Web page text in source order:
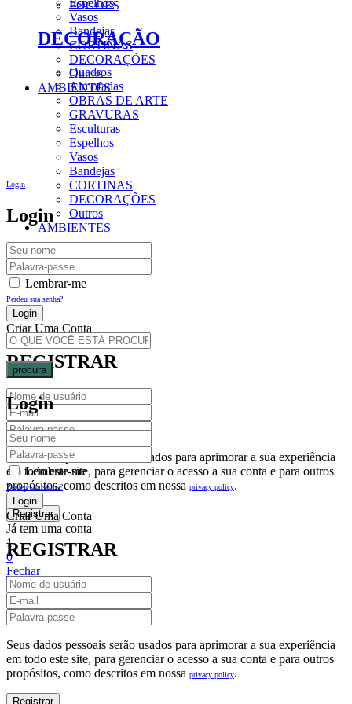
Vasos
Bandejas
CORTINAS
DECORAÇÕES
Outros
AMBIENTES
Login
Login
Lembrar-me
Perdeu sua senha?
Criar Uma Conta
REGISTRAR
Seus dados pessoais serão usados para aprimorar a sua experiência
em todo este site, para gerenciar o acesso a sua conta e para outros
propósitos, como descritos em nossa privacy policy.
Já tem uma conta
1
0
Fechar
Carrinho De Compras(0)
No products in the cart.
FOGÕES
DECORAÇÃO
Quadros
Almofadas
OBRAS DE ARTE
GRAVURAS
Esculturas
Espelhos
Vasos
Bandejas
CORTINAS
DECORAÇÕES
Outros
AMBIENTES
procura
Login
Lembrar-me
Perdeu sua senha?
Criar Uma Conta
REGISTRAR
Seus dados pessoais serão usados para aprimorar a sua experiência
em todo este site, para gerenciar o acesso a sua conta e para outros
propósitos, como descritos em nossa privacy policy.